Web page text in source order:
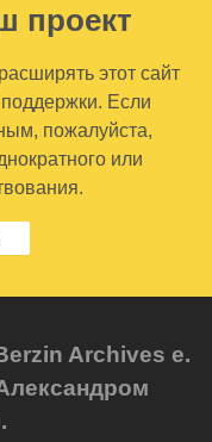
проект
этот сайт
Если
пожалуйста,
или
Archives e.